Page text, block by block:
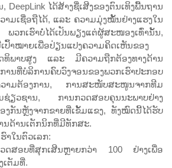
DeepLink ໄດ້ສ້າງຊື່ເສີງຂອງຕົນເທິງພື້ນຖານ
າມເຊື່ອຖືໄດ້, ແລະ ຄວາມມຸ່ງໝັ້ນຢ່າງແຮງໃນ
ວກເຮົາບໍ່ໄດ້ເປັນພຽງແຕ່ຜູ້ສະໜອງເທົ່ານັ້ນ,
ປົ້າໝາຍເພື່ອປ່ຽນແປງຄວາມຄິດເຫັນຂອງ
ດທິພາບສູງ ແລະ ມີຄວາມຖືກຕ້ອງທາງດ້ານ
ນທີ່ບໍລິການຄົບວົງຈອນຂອງພວກເຮົາປະກອບ
ວາມຕ້ອງການ, ການສະໜັບສະໜູນຈາກທີມ
ມຊ່ຽວຊານ, ການກວດສອບຄຸນນະພາບຢ່າງ
ງກັນຫຼັງຈາກຂາຍທີ່ເຂັ້ມແຂງ, ທັງໝົດນີ້ໄດ້ຮັບ
ນດ້ານເຕັກນິກທີ່ມີທັກສະ.
າໃນຕົວເລກ:
ວດສອບທີ່ສຸກເສີນຫຼາຍກວ່າ 100 ຢ່າງເພື່ອ
ເຕັມທີ່.